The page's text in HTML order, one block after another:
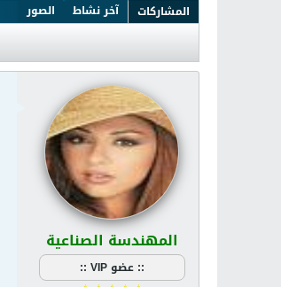
المشاركات آخر نشاط الصور
المهندسة الصناعية
:: عضو VIP ::